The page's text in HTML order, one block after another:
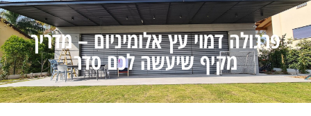
פרגולה דמוי עץ אלומיניום – מדריך
מקיף שיעשה לכם סדר